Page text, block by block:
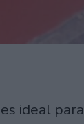
ideal para